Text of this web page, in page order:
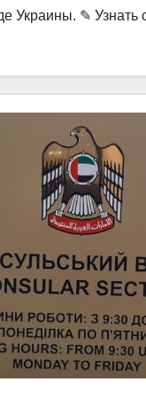
Украины. ✎ Узнать